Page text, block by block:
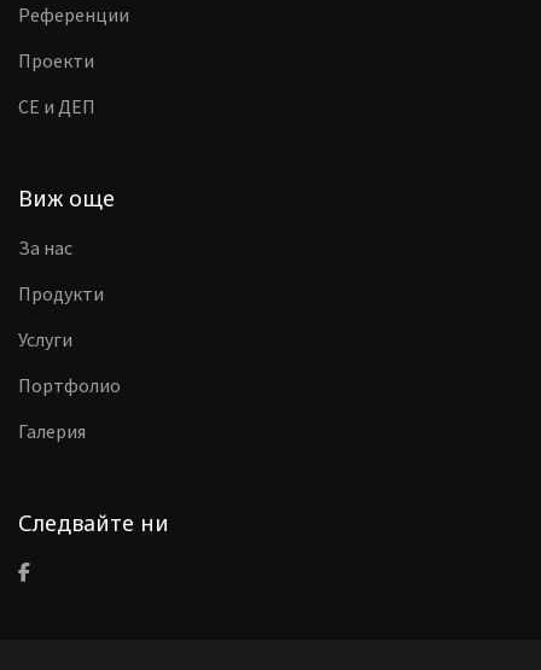
Референции
Проекти
CE и ДЕП
Виж още
За нас
Продукти
Услуги
Портфолио
Галерия
Следвайте ни